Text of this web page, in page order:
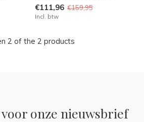
€111,96 €159,95
Incl. btw
2 of the 2 products
onze nieuwsbrief